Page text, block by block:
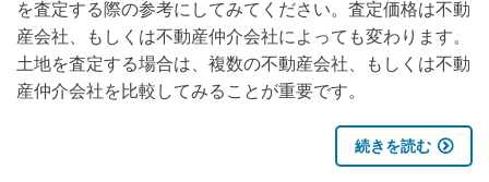
を査定する際の参考にしてみてください。査定価格は不動
産会社、もしくは不動産仲介会社によっても変わります。
土地を査定する場合は、複数の不動産会社、もしくは不動
産仲介会社を比較してみることが重要です。
続きを読む